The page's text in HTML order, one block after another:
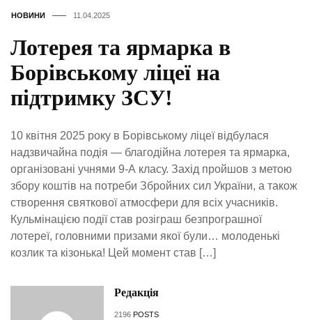
НОВИНИ 11.04.2025
Лотерея та ярмарка в
Борівському ліцеї на
підтримку ЗСУ!
10 квітня 2025 року в Борівському ліцеї відбулася
надзвичайна подія — благодійна лотерея та ярмарка,
організовані учнями 9-А класу. Захід пройшов з метою
збору коштів на потреби Збройних сил України, а також
створення святкової атмосфери для всіх учасників.
Кульмінацією події став розіграш безпрограшної
лотереї, головними призами якої були… молоденькі
козлик та кізонька! Цей момент став […]
Редакція
2196 POSTS